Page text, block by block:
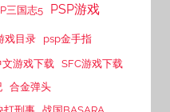
三国志5 PSP游戏
戏目录
psp金手指
文游戏下载 SFC游戏下载
合金弹头